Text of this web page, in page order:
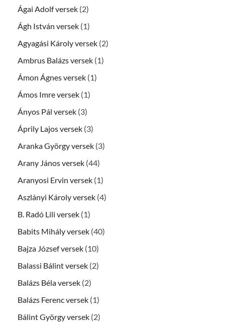
Ágai Adolf versek (2)
Ágh István versek (1)
Agyagási Károly versek (2)
Ambrus Balázs versek (1)
Ámon Ágnes versek (1)
Ámos Imre versek (1)
Ányos Pál versek (3)
Áprily Lajos versek (3)
Aranka György versek (3)
Arany János versek (44)
Aranyosi Ervin versek (1)
Aszlányi Károly versek (4)
B. Radó Lili versek (1)
Babits Mihály versek (40)
Bajza József versek (10)
Balassi Bálint versek (2)
Balázs Béla versek (2)
Balázs Ferenc versek (1)
Bálint György versek (2)